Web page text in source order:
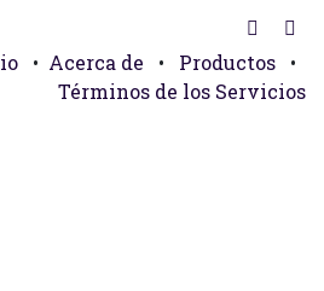
• Acerca de • Productos
•
Términos de los Servicios